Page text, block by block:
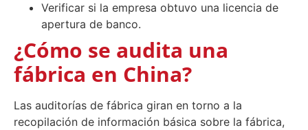
Verificar si la empresa obtuvo una licencia de
apertura de banco.
¿Cómo se audita una
fábrica en China?
Las auditorías de fábrica giran en torno a la
recopilación de información básica sobre la fábrica,